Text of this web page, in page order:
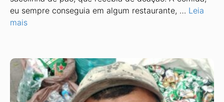
eu sempre conseguia em algum restaurante, … Leia
mais